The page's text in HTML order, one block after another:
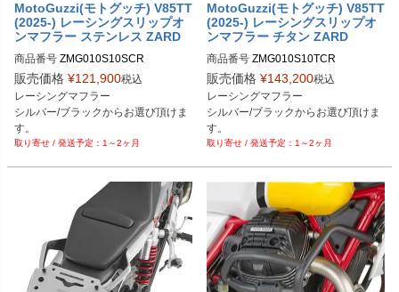
MotoGuzzi(モトグッチ) V85TT
(2025-) レーシングスリップオ
ンマフラー ステンレス ZARD
商品番号 ZMG010S10SCR
販売価格 ¥121,900税込
レーシングマフラー
シルバー/ブラックからお選び頂けま
す。
MotoGuzzi V85TT (2025-)
1～2ヶ月
MotoGuzzi(モトグッチ) V85TT
(2025-) レーシングスリップオ
ンマフラー チタン ZARD
商品番号 ZMG010S10TCR
販売価格 ¥143,200税込
レーシングマフラー
シルバー/ブラックからお選び頂けま
す。
MotoGuzzi V85TT (2025-)
1～2ヶ月